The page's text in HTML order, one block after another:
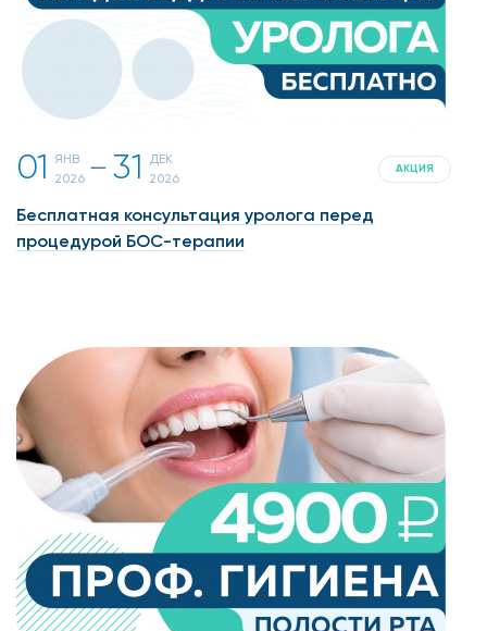
01
ЯНВ
2026 一 31
ДЕК
2026
АКЦИЯ
Бесплатная консультация уролога перед
процедурой БОС-терапии